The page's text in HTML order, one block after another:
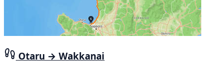
Otaru → Wakkanai